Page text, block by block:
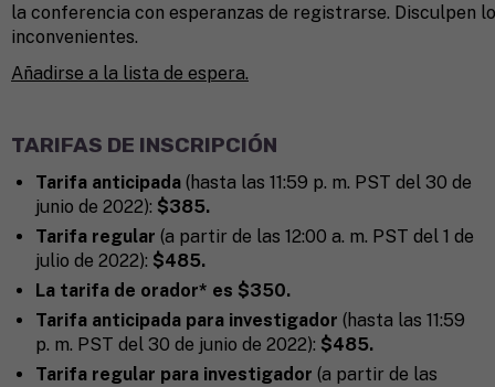
la conferencia con esperanzas de registrarse. Disculpen
inconvenientes.
Añadirse a la lista de espera.
TARIFAS DE INSCRIPCIÓN
Tarifa anticipada (hasta las 11:59 p. m. PST del 30 de
junio de 2022): $385.
Tarifa regular (a partir de las 12:00 a. m. PST del 1 de
julio de 2022): $485.
La tarifa de orador* es $350.
Tarifa anticipada para investigador (hasta las 11:59
p. m. PST del 30 de junio de 2022): $485.
Tarifa regular para investigador (a partir de las